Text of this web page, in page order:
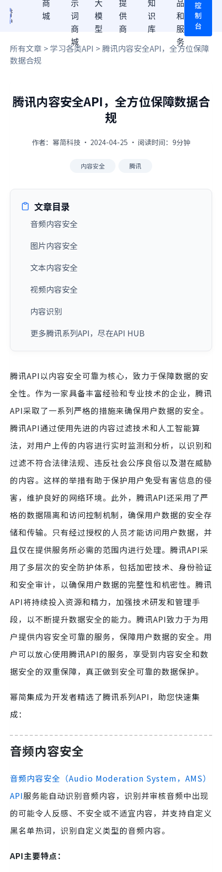
商
城
示
词
商
城
大
模
型
提
供
商
知
识
库
品
和
服
务
控
制
台
所有文章 >学习各类API > 腾讯内容安全API，全方位保障
数据合规
腾讯内容安全API，全方位保障数据合
规
作者：幂简科技 · 2024-04-25 · 阅读时间：9分钟
内容安全 腾讯
文章目录
音频内容安全
图片内容安全
文本内容安全
视频内容安全
内容识别
更多腾讯系列API，尽在API HUB
腾讯API以内容安全可靠为核心，致力于保障数据的安
全性。作为一家具备丰富经验和专业技术的企业，腾讯
API采取了一系列严格的措施来确保用户数据的安全。
腾讯API通过使用先进的内容过滤技术和人工智能算
法，对用户上传的内容进行实时监测和分析，以识别和
过滤不符合法律法规、违反社会公序良俗以及潜在威胁
的内容。这样的举措有助于保护用户免受有害信息的侵
害，维护良好的网络环境。此外，腾讯API还采用了严
格的数据隔离和访问控制机制，确保用户数据的安全存
储和传输。只有经过授权的人员才能访问用户数据，并
且仅在提供服务所必需的范围内进行处理。腾讯API采
用了多层次的安全防护体系，包括加密技术、身份验证
和安全审计，以确保用户数据的完整性和机密性。腾讯
API将持续投入资源和精力，加强技术研发和管理手
段，以不断提升数据安全的能力。腾讯API致力于为用
户提供内容安全可靠的服务，保障用户数据的安全。用
户可以放心使用腾讯API的服务，享受到内容安全和数
据安全的双重保障，真正做到安全可靠的数据保护。
幂简集成为开发者精选了腾讯系列API，助您快速集
成：
音频内容安全
音频内容安全（Audio Moderation System，AMS）
API服务能自动识别音频内容，识别并审核音频中出现
的可能令人反感、不安全或不适宜内容，并支持自定义
黑名单热词，识别自定义类型的音频内容。
API主要特点：